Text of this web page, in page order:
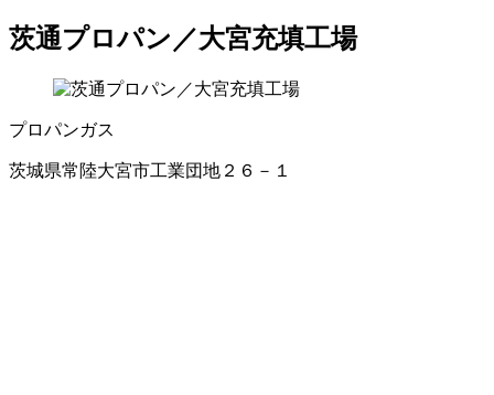
茨通プロパン／大宮充填工場
プロパンガス
茨城県常陸大宮市工業団地２６－１